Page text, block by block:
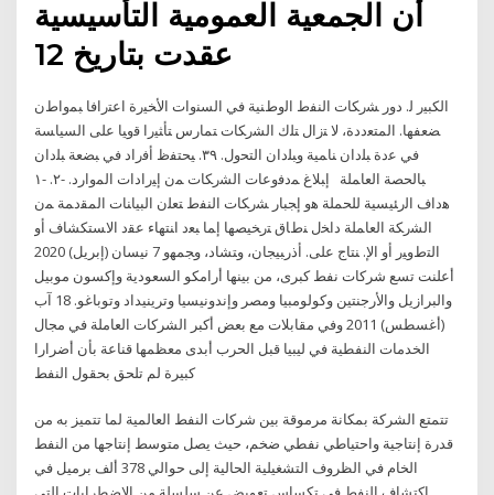
أن الجمعية العمومية التأسيسية
عقدت بتاريخ 12
ﺍﻟﻜﺒﻴﺭ ﻟ. ﺩﻭﺭ ﺸﺭﻜﺎﺕ ﺍﻟﻨﻔﻁ ﺍﻟﻭﻁﻨﻴﺔ ﻓﻲ ﺍﻟﺴﻨﻭﺍﺕ ﺍﻷﺨﻴﺭﺓ ﺍﻋﺘﺭﺍﻓﺎ ﺒﻤﻭﺍﻁﻥ
ﻀﻌﻔﻬﺎ. ﺍﻟﻤﺘﻌﺩﺩﺓ، ﻻ ﺘﺯﺍل ﺘﻠﻙ ﺍﻟﺸﺭﻜﺎﺕ ﺘﻤﺎﺭﺱ ﺘﺄﺜﻴﺭﺍ ﻗﻭﻴﺎ ﻋﻠﻰ ﺍﻟﺴﻴﺎﺴﺔ
ﻓﻲ ﻋﺩﺓ ﺒﻠﺩﺍﻥ ﻨﺎﻤﻴﺔ ﻭﺒﻠﺩﺍﻥ ﺍﻟﺘﺤﻭل. ٣٩. ﻴﺤﺘﻔﻅ ﺃﻓﺭﺍﺩ ﻓﻲ ﺒﻀﻌﺔ ﺒﻠﺩﺍﻥ
ﺒﺎﻟﺤﺼﺔ ﺍﻟﻌﺎﻤﻠﺔ ﺇﺒﻼﻍ ﻤﺩﻓﻭﻋﺎﺕ ﺍﻟﺸﺭﻜﺎﺕ ﻤﻥ ﺇﻴﺭﺍﺩﺍﺕ ﺍﻟﻤﻭﺍﺭﺩ. -٢. -١
ﻫﺩﺍﻑ ﺍﻟﺭﺌﻴﺴﻴﺔ ﻟﻠﺤﻤﻠﺔ ﻫﻭ ﺇﺠﺒﺎﺭ ﺸﺭﻜﺎﺕ ﺍﻟﻨﻔﻁ ﺘﻌﻠﻥ ﺍﻟﺒﻴﺎﻨﺎﺕ ﺍﻟﻤﻘﺩﻤﺔ ﻤﻥ
ﺍﻟﺸﺭﻜﺔ ﺍﻟﻌﺎﻤﻠﺔ ﺩﺍﺨل ﻨﻁﺎﻕ ﺘﺭﺨﻴﺼﻬﺎ ﺇﻤﺎ ﺒﻌﺩ ﺍﻨﺘﻬﺎﺀ ﻋﻘﺩ ﺍﻻﺴﺘﻜﺸﺎﻑ ﺃﻭ
ﺍﻟﺘﻁﻭﻴﺭ ﺃﻭ ﺍﻹ. ﻨﺘﺎﺝ ﻋﻠﻰ. ﺃﺫﺭﺒﻴﺠﺎﻥ، ﻭﺘﺸﺎﺩ، ﻭﺠﻤﻬﻭ 7 نيسان (إبريل) 2020
أعلنت تسع شركات نفط كبرى، من بينها أرامكو السعودية وإكسون موبيل
والبرازيل والأرجنتين وكولومبيا ومصر وإندونيسيا وترينيداد وتوباغو. 18 آب
(أغسطس) 2011 وفي مقابلات مع بعض أكبر الشركات العاملة في مجال
الخدمات النفطية في ليبيا قبل الحرب أبدى معظمها قناعة بأن أضرارا
كبيرة لم تلحق بحقول النفط
تتمتع الشركة بمكانة مرموقة بين شركات النفط العالمية لما تتميز به من
قدرة إنتاجية واحتياطي نفطي ضخم، حيث يصل متوسط إنتاجها من النفط
الخام في الظروف التشغيلية الحالية إلى حوالي 378 ألف برميل في